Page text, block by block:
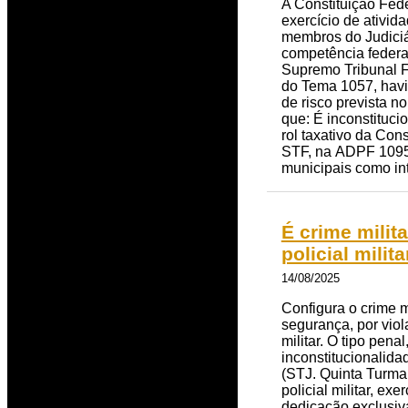
A Constituição
exercício de
membros do
competência
Supremo Tribunal
do Tema 1057,
de risco prevista
que: É
rol taxativo da
STF, na ADPF
municipais como
É crime
policial
14/08/2025
Configura o crime
segurança, por
militar. O tipo
(STJ. Quinta
policial militar,